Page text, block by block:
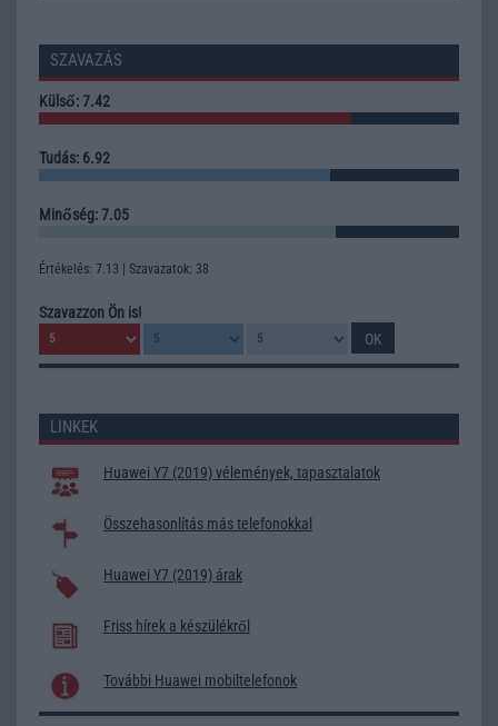
SZAVAZÁS
Külső: 7.42
Tudás: 6.92
Minőség: 7.05
Értékelés: 7.13 | Szavazatok: 38
Szavazzon Ön is!
LINKEK
Huawei Y7 (2019) vélemények, tapasztalatok
Összehasonlítás más telefonokkal
Huawei Y7 (2019) árak
Friss hírek a készülékről
További Huawei mobiltelefonok